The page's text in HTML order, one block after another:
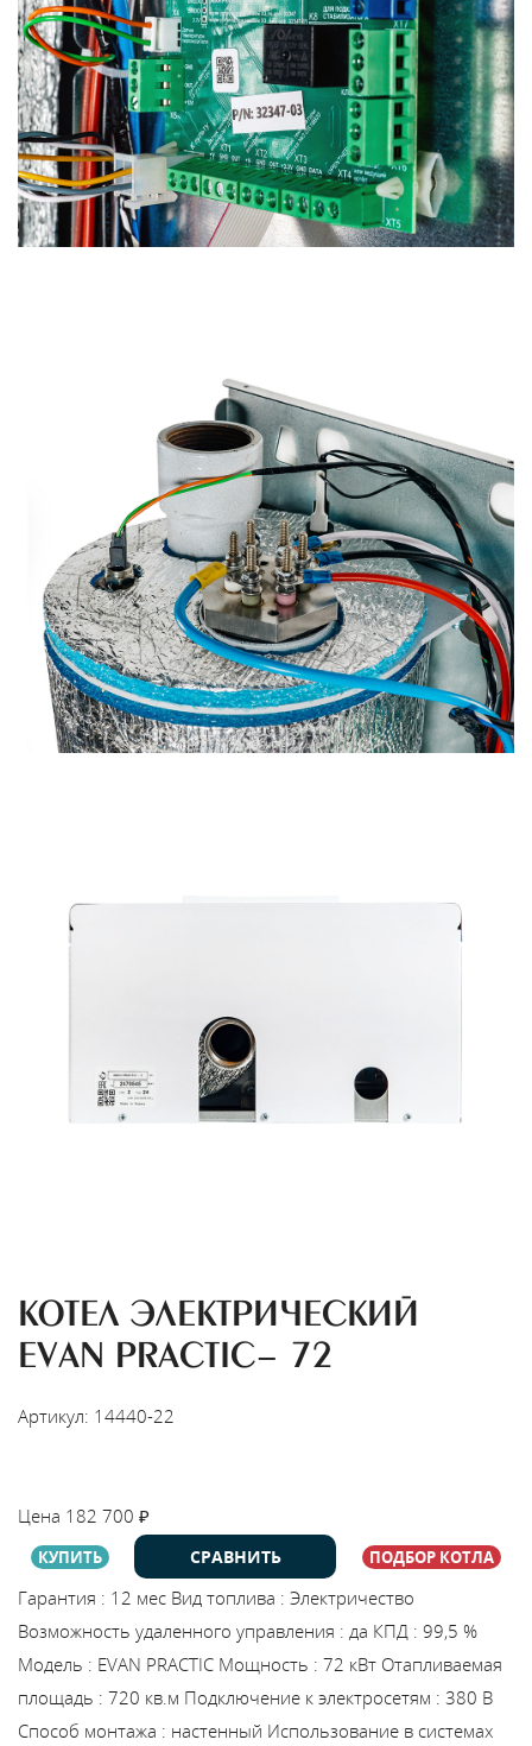
КОТЕЛ ЭЛЕКТРИЧЕСКИЙ
EVAN PRACTIC- 72
Артикул: 14440-22
Цена 182 700 ₽
КУПИТЬ СРАВНИТЬ ПОДБОР КОТЛА
Гарантия : 12 мес Вид топлива : Электричество
Возможность удаленного управления : да КПД : 99,5 %
Модель : EVAN PRACTIC Мощность : 72 кВт Отапливаемая
площадь : 720 кв.м Подключение к электросетям : 380 В
Способ монтажа : настенный Использование в системах